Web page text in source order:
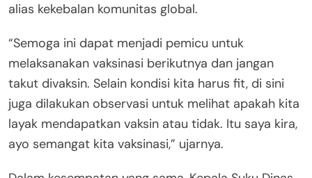
alias kekebalan komunitas global.
“Semoga ini dapat menjadi pemicu untuk
melaksanakan vaksinasi berikutnya dan jangan
takut divaksin. Selain kondisi kita harus fit, di sini
juga dilakukan observasi untuk melihat apakah kita
layak mendapatkan vaksin atau tidak. Itu saya kira,
ayo semangat kita vaksinasi,” ujarnya.